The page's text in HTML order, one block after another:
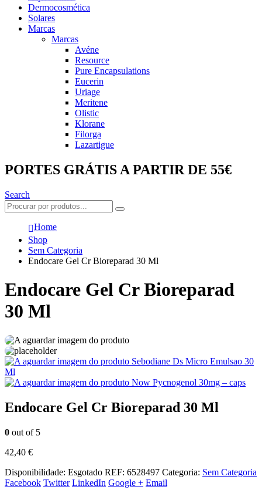
Dermocosmética
Solares
Marcas
Marcas
Avéne
Resource
Pure Encapsulations
Eucerin
Uriage
Meritene
Olistic
Klorane
Filorga
Lazartigue
PORTES GRÁTIS A PARTIR DE 55€
Search
Home
Shop
Sem Categoria
Endocare Gel Cr Bioreparad 30 Ml
Endocare Gel Cr Bioreparad
30 Ml
Sebodiane Ds Micro Emulsao 30
Ml
Now Pycnogenol 30mg – caps
Endocare Gel Cr Bioreparad 30 Ml
0 out of 5
42,40 €
Disponibilidade: Esgotado REF: 6528497 Categoria: Sem Categoria
Facebook Twitter LinkedIn Google + Email